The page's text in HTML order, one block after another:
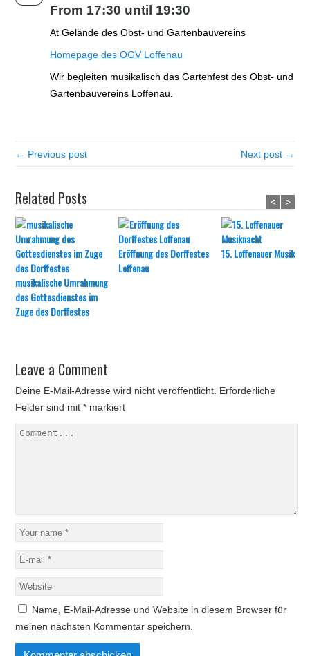
From 17:30 until 19:30
At Gelände des Obst- und Gartenbauvereins
Homepage des OGV Loffenau
Wir begleiten musikalisch das Gartenfest des Obst- und
Gartenbauvereins Loffenau.
← Previous post Next post →
Related Posts
musikalische Umrahmung
des Gottesdienstes im
Zuge des Dorffestes
Eröffnung des Dorffestes
Loffenau
15. Loffenauer
< >
Leave a Comment
Deine E-Mail-Adresse wird nicht veröffentlicht. Erforderliche
Felder sind mit* markiert
Name, E-Mail-Adresse und Website in diesem Browser für
meinen nächsten Kommentar speichern.